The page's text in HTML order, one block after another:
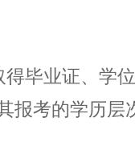
毕业证、学
报考的学历层